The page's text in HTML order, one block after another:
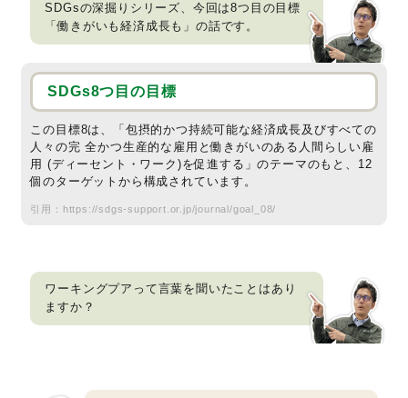
SDGsの深掘りシリーズ、今回は8つ目の目標
「働きがいも経済成長も」の話です。
SDGs8つ目の目標
この目標8は、「包摂的かつ持続可能な経済成⻑及びすべての
人々の完 全かつ生産的な雇用と働きがいのある人間らしい雇
用 (ディーセント・ワーク)を促進する」のテーマのもと、12
個のターゲットから構成されています。
引用： https://sdgs-support.or.jp/journal/goal_08/
ワーキングプアって言葉を聞いたことはあり
ますか？